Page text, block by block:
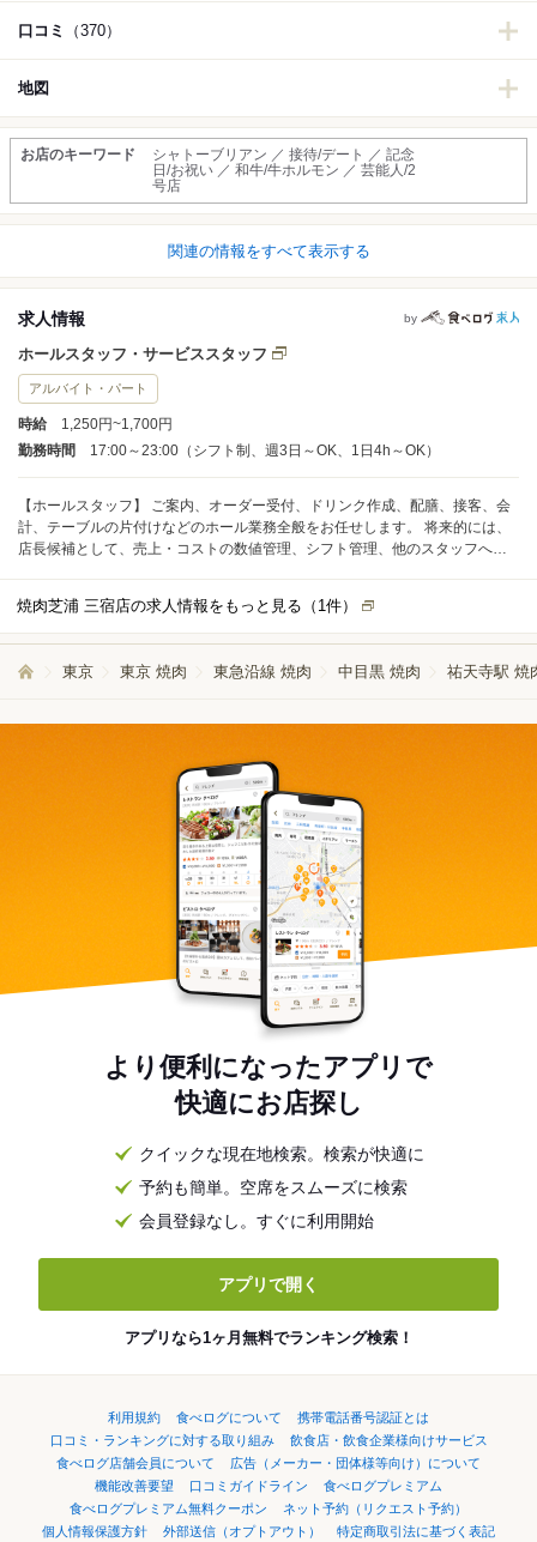
口コミ （370）
地図
お店のキーワード
シャトーブリアン ／ 接待/デート ／ 記念
日/お祝い ／ 和牛/牛ホルモン ／ 芸能人/2
号店
関連の情報をすべて表示する
求人情報 by
ホールスタッフ・サービススタッフ
アルバイト・パート
時給
1,250円~1,700円
勤務時間
17:00～23:00（シフト制、週3日～OK、1日4h～OK）
【ホールスタッフ】 ご案内、オーダー受付、ドリンク作成、配膳、接客、会
計、テーブルの片付けなどのホール業務全般をお任せします。 将来的には、
店長候補として、売上・コストの数値管理、シフト管理、他のスタッフへの
焼肉芝浦 三宿店の求人情報をもっと見る（ 1件）
東京 東京 焼肉 東急沿線 焼肉 中目黒 焼肉 祐天寺駅 焼
より便利になったアプリで
快適にお店探し
クイックな現在地検索。検索が快適に
予約も簡単。空席をスムーズに検索
会員登録なし。すぐに利用開始
アプリで開く
アプリなら1ヶ月無料でランキング検索！
利用規約 食べログについて
携帯電話番号認証とは
口コミ・ランキングに対する取り組み
飲食店・飲食企業様向けサービス
食べログ店舗会員について
広告（メーカー・団体様等向け）について
機能改善要望
口コミガイドライン
食べログプレミアム
食べログプレミアム無料クーポン
ネット予約（リクエスト予約）
個人情報保護方針
外部送信（オプトアウト） 特定商取引法に基づく表記